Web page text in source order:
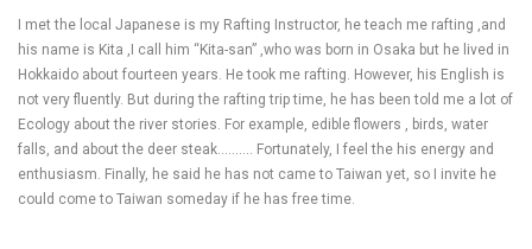
I met the local Japanese is my Rafting Instructor, he teach me rafting ,and
his name is Kita ,I call him “Kita-san” ,who was born in Osaka but he lived in
Hokkaido about fourteen years. He took me rafting. However, his English is
not very fluently. But during the rafting trip time, he has been told me a lot of
Ecology about the river stories. For example, edible flowers , birds, water
falls, and about the deer steak………. Fortunately, I feel the his energy and
enthusiasm. Finally, he said he has not came to Taiwan yet, so I invite he
could come to Taiwan someday if he has free time.